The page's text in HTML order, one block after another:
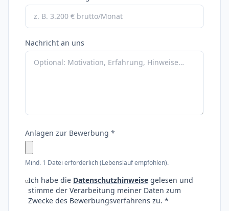
Nachricht an uns
Anlagen zur Bewerbung *
Mind. 1 Datei erforderlich (Lebenslauf empfohlen).
Ich habe die Datenschutzhinweise gelesen und
stimme der Verarbeitung meiner Daten zum
Zwecke des Bewerbungsverfahrens zu. *